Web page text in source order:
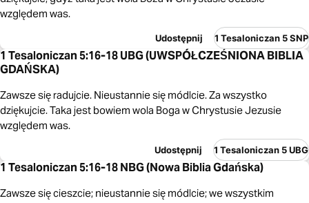
względem was.
Udostępnij 1 Tesaloniczan 5 SNP
1 Tesaloniczan 5:16-18 UBG (UWSPÓŁCZEŚNIONA BIBLIA
GDAŃSKA)
Zawsze się radujcie. Nieustannie się módlcie. Za wszystko
dziękujcie. Taka jest bowiem wola Boga w Chrystusie Jezusie
względem was.
Udostępnij 1 Tesaloniczan 5 UBG
1 Tesaloniczan 5:16-18 NBG (Nowa Biblia Gdańska)
Zawsze się cieszcie; nieustannie się módlcie; we wszystkim